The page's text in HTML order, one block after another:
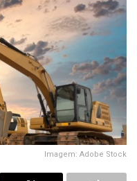
Imagem: Adobe Stock